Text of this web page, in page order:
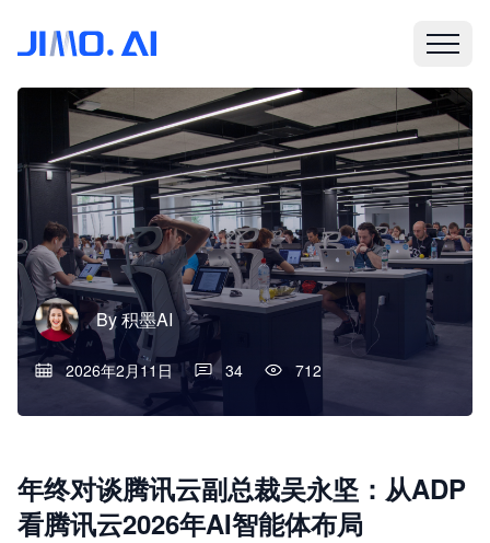
By积墨AI
2026年2月11日 34 712
年终对谈腾讯云副总裁吴永坚：从ADP
看腾讯云2026年AI智能体布局